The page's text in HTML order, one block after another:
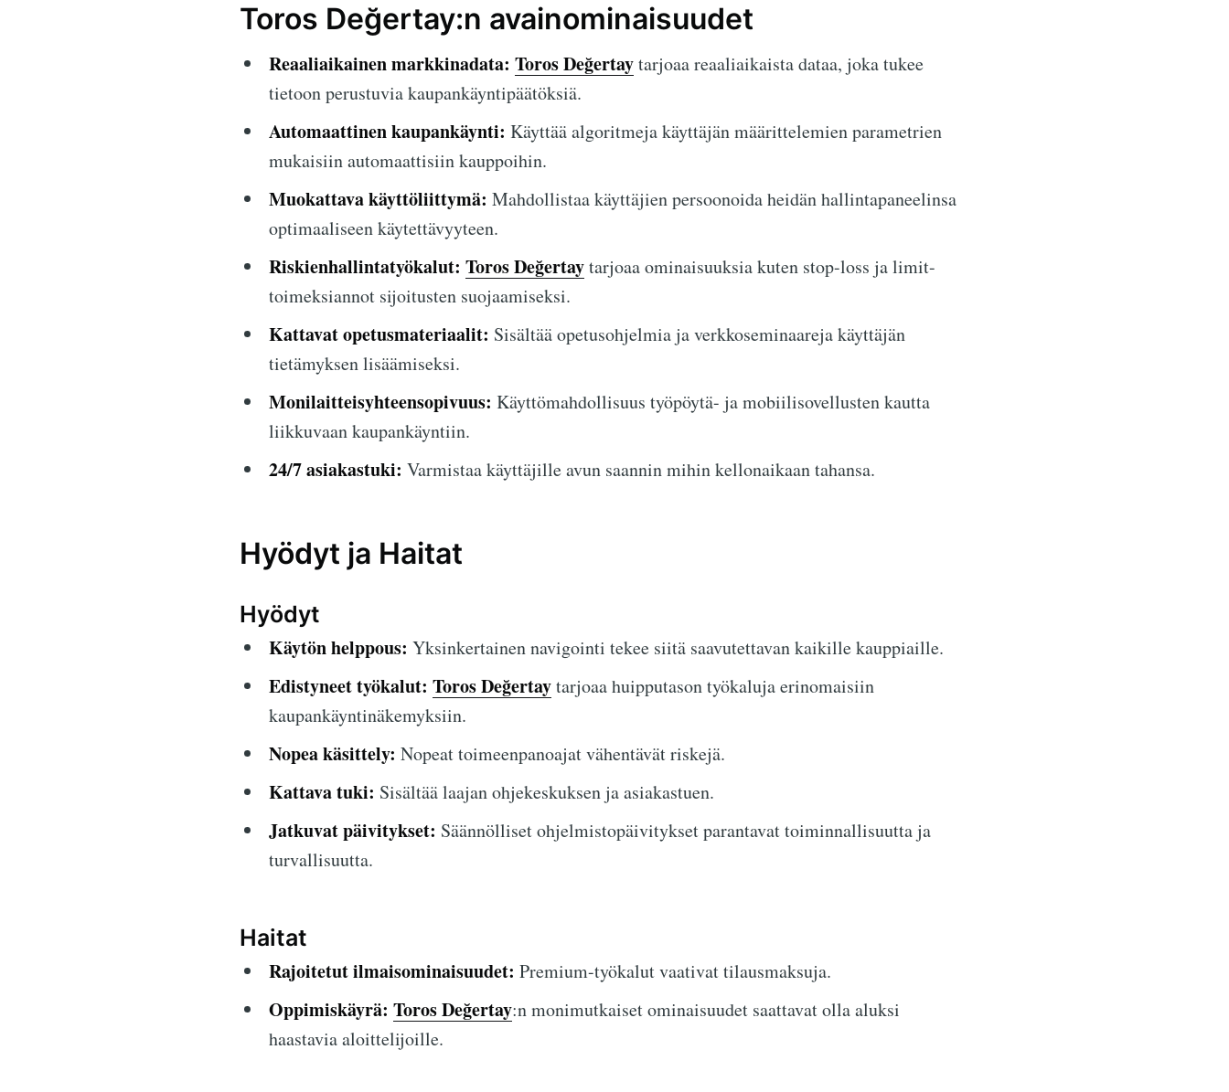
Toros Değertay:n avainominaisuudet
Reaaliaikainen markkinadata: Toros Değertaytarjoaa reaaliaikaista dataa, joka tukee
tietoon perustuvia kaupankäyntipäätöksiä.
Automaattinen kaupankäynti: Käyttää algoritmeja käyttäjän määrittelemien parametrien
mukaisiin automaattisiin kauppoihin.
Muokattava käyttöliittymä: Mahdollistaa käyttäjien persoonoida heidän hallintapaneelinsa
optimaaliseen käytettävyyteen.
Riskienhallintatyökalut: Toros Değertaytarjoaa ominaisuuksia kuten stop-loss ja limit-
toimeksiannot sijoitusten suojaamiseksi.
Kattavat opetusmateriaalit: Sisältää opetusohjelmia ja verkkoseminaareja käyttäjän
tietämyksen lisäämiseksi.
Monilaitteisyhteensopivuus: Käyttömahdollisuus työpöytä- ja mobiilisovellusten kautta
liikkuvaan kaupankäyntiin.
24/7 asiakastuki: Varmistaa käyttäjille avun saannin mihin kellonaikaan tahansa.
Hyödyt ja Haitat
Hyödyt
Käytön helppous: Yksinkertainen navigointi tekee siitä saavutettavan kaikille kauppiaille.
Edistyneet työkalut: Toros Değertaytarjoaa huipputason työkaluja erinomaisiin
kaupankäyntinäkemyksiin.
Nopea käsittely: Nopeat toimeenpanoajat vähentävät riskejä.
Kattava tuki: Sisältää laajan ohjekeskuksen ja asiakastuen.
Jatkuvat päivitykset: Säännölliset ohjelmistopäivitykset parantavat toiminnallisuutta ja
turvallisuutta.
Haitat
Rajoitetut ilmaisominaisuudet: Premium-työkalut vaativat tilausmaksuja.
Oppimiskäyrä: Toros Değertay:n monimutkaiset ominaisuudet saattavat olla aluksi
haastavia aloittelijoille.